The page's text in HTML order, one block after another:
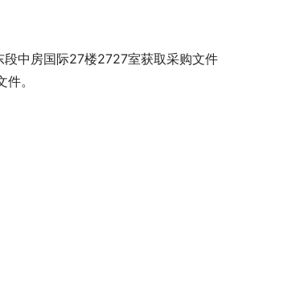
中房国际27楼2727室获取采购文件
。